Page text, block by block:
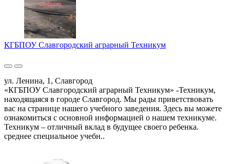
КГБПОУ Славгородский аграрный Техникум
ул. Ленина, 1, Славгород
«КГБПОУ Славгородский аграрный Техникум» -Техникум,
находящаяся в городе Славгород. Мы рады приветствовать
вас на странице нашего учебного заведения. Здесь вы можете
ознакомиться с основной информацией о нашем техникуме.
Техникум – отличный вклад в будущее своего ребенка.
среднее специальное учебн..